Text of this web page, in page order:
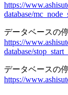
https://
database/
データベースの
https://
database/
データベースの停
https://